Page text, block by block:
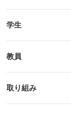
学生
教員
取り組み